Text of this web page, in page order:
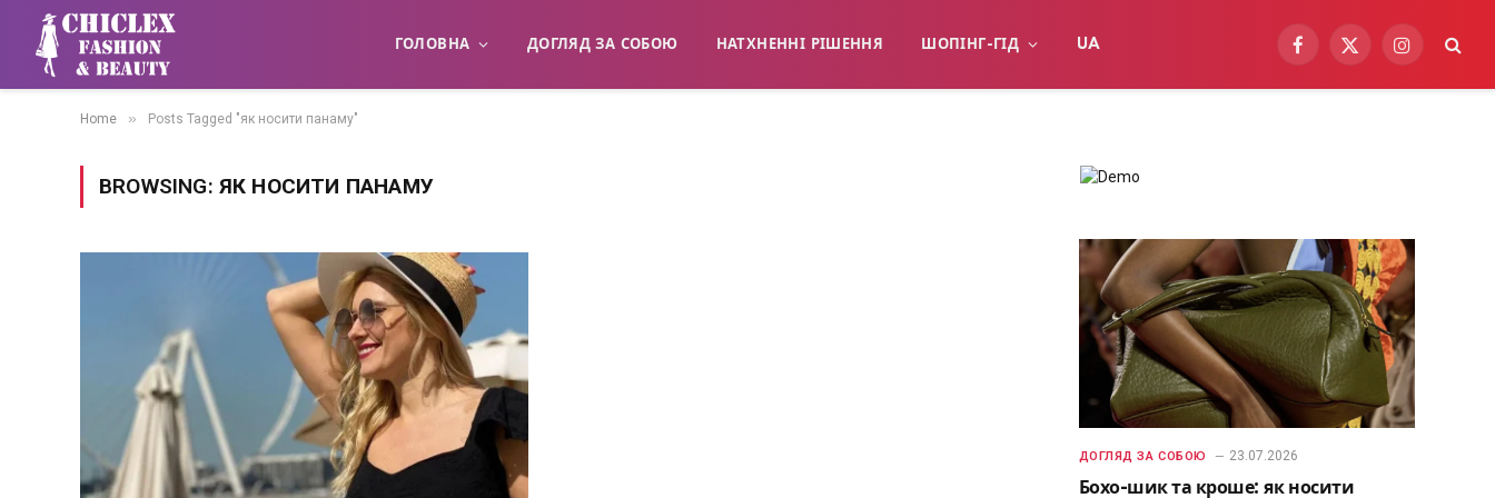
ГОЛОВНА ДОГЛЯД ЗА СОБОЮ НАТХНЕННІ РІШЕННЯ ШОПІНГ-ГІД UA
Facebook
X
Instagram
Home » Posts Tagged "як носити панаму"
BROWSING: ЯК НОСИТИ ПАНАМУ
ДОГЛЯД ЗА СОБОЮ 23.07.2026
Бохо-шик та кроше: як носити